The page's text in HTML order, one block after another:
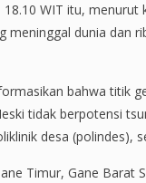
WIT itu, menurut
meninggal dunia dan
bahwa titik
tidak berpotensi
desa (polindes),
Timur, Gane Barat